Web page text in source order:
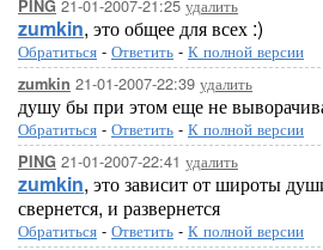
PING 21-01-2007-21:25 удалить
zumkin, это общее для всех :)
Обратиться - Ответить - К полной версии
zumkin 21-01-2007-22:39 удалить
душу бы при этом еще не
Обратиться - Ответить - К полной версии
PING 21-01-2007-22:41 удалить
zumkin, это зависит от широты
свернется, и развернется
Обратиться - Ответить - К полной версии